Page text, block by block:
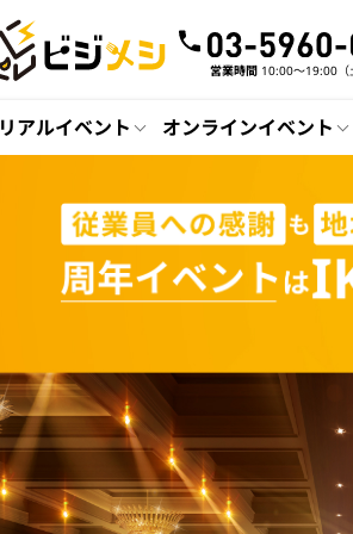
営業時間10:00〜19:00（
リアルイベント オンラインイベント